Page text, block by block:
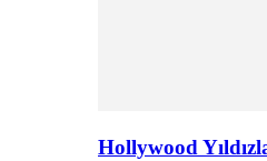
Hollywood